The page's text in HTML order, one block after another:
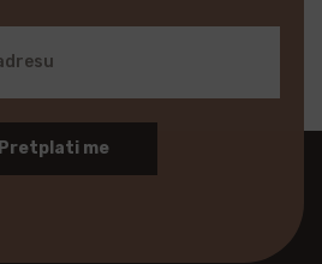
Pretplati me